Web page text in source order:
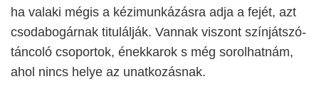
ha valaki mégis a kézimunkázásra adja a fejét, azt
csodabogárnak titulálják. Vannak viszont színjátszó-
táncoló csoportok, énekkarok s még sorolhatnám,
ahol nincs helye az unatkozásnak.